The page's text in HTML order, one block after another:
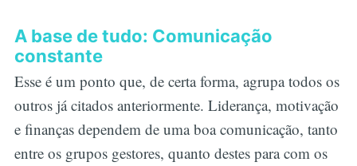
A base de tudo: Comunicação
constante
Esse é um ponto que, de certa forma, agrupa todos os
outros já citados anteriormente. Liderança, motivação
e finanças dependem de uma boa comunicação, tanto
entre os grupos gestores, quanto destes para com os